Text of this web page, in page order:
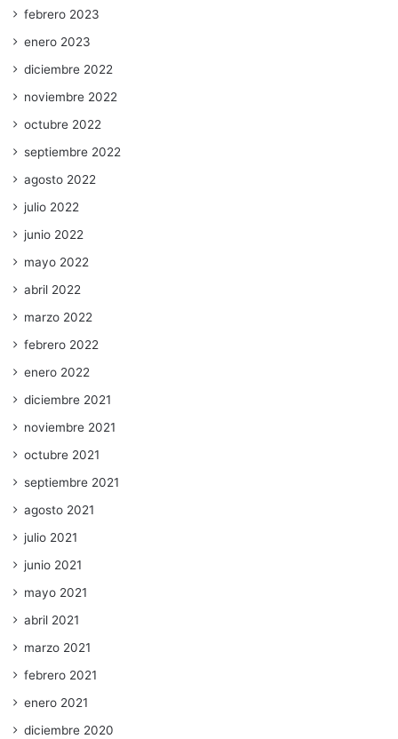
febrero 2023
enero 2023
diciembre 2022
noviembre 2022
octubre 2022
septiembre 2022
agosto 2022
julio 2022
junio 2022
mayo 2022
abril 2022
marzo 2022
febrero 2022
enero 2022
diciembre 2021
noviembre 2021
octubre 2021
septiembre 2021
agosto 2021
julio 2021
junio 2021
mayo 2021
abril 2021
marzo 2021
febrero 2021
enero 2021
diciembre 2020